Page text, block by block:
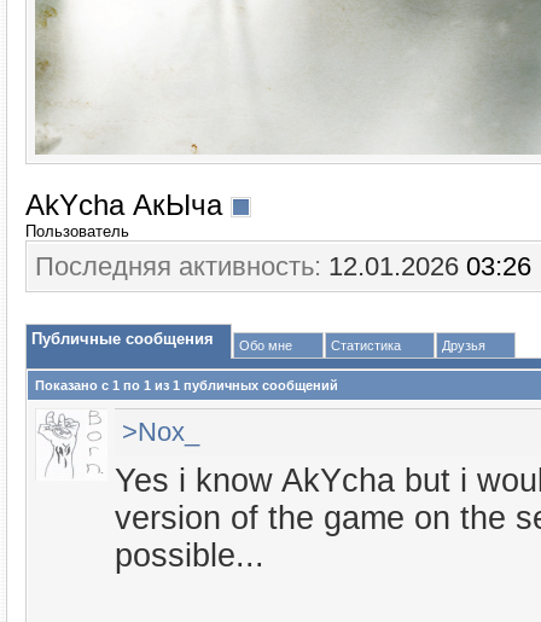
AkYcha АкЫча
Пользователь
Последняя активность: 12.01.2026 03:26
Публичные сообщения Обо мне Статистика Друзья
Показано с 1 по 1 из 1 публичных сообщений
>Nox_
Yes i know AkYcha but i
version of the game on the
possible...